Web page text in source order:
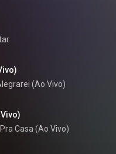
(Ao Vivo)
Casa (Ao Vivo)